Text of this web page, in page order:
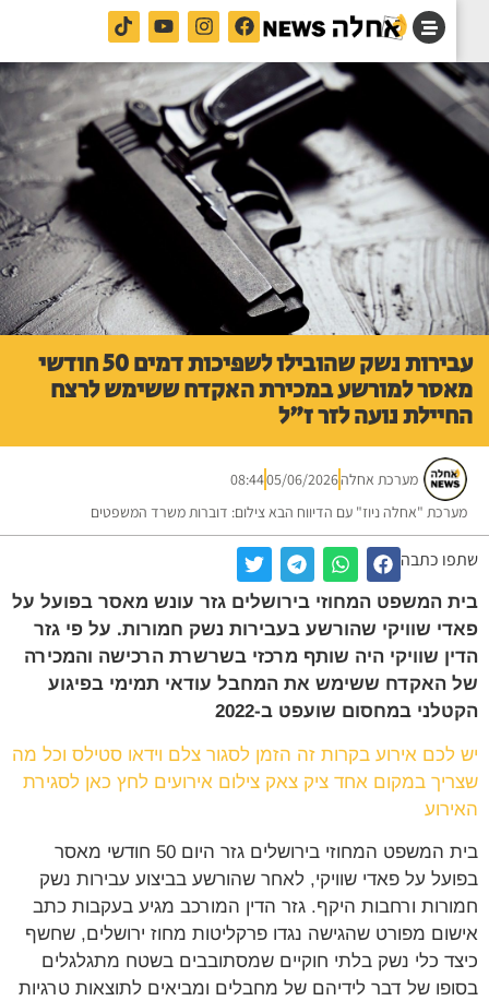
עבירות נשק שהובילו לשפיכות דמים 50 חודשי
למורשע במכירת האקדח ששימש לרצח
נועה לזר ז"ל
מערכת אחלה 05/06/2026
08:44
"אחלה ניוז" עם הדיווח הבא צילום: דוברות משרד המשפטים
כתבה
המשפט המחוזי בירושלים גזר עונש מאסר בפועל על
שוויקי שהורשע בעבירות נשק חמורות. על פי גזר
שוויקי היה שותף מרכזי בשרשרת הרכישה והמכירה
האקדח ששימש את המחבל עודאי תמימי בפיגוע
במחסום שועפט ב-2022
אירוע בקרות זה הזמן לסגור צלם וידאו סטילס וכל מה
במקום אחד ציק צאק צילום אירועים לחץ כאן לסגירת
בית המשפט המחוזי בירושלים גזר היום 50 חודשי מאסר
על פאדי שוויקי, לאחר שהורשע בביצוע עבירות נשק
ורחבות היקף. גזר הדין המורכב מגיע בעקבות כתב
מפורט שהגישה נגדו פרקליטות מחוז ירושלים, שחשף
כלי נשק בלתי חוקיים שמסתובבים בשטח מתגלגלים
של דבר לידיהם של מחבלים ומביאים לתוצאות טרגיות